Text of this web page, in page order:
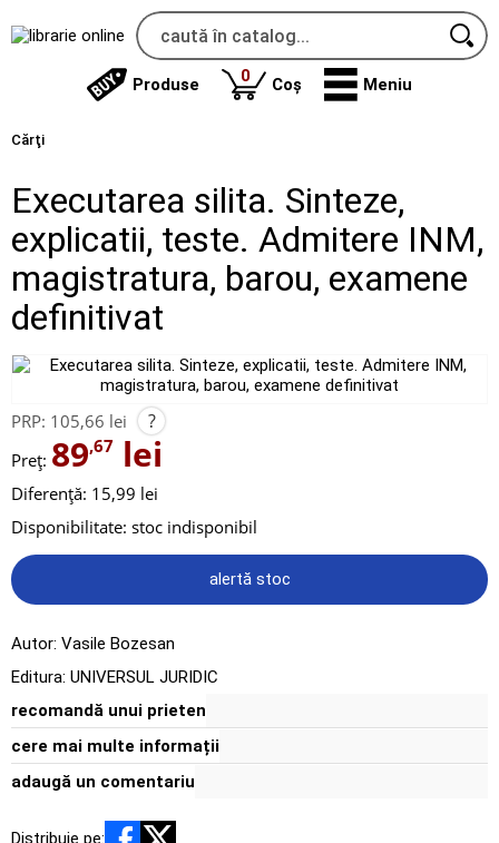
Produse 0produse
Coș Meniu
Cărţi
Executarea silita. Sinteze,
explicatii, teste. Admitere INM,
magistratura, barou, examene
definitivat
PRP: 105,66 lei ?
Preț: 89,67 lei
Diferență: 15,99 lei
Disponibilitate: stoc indisponibil
alertă stoc
Autor: Vasile Bozesan
Editura: UNIVERSUL JURIDIC
recomandă unui prieten
cere mai multe informații
adaugă un comentariu
Distribuie pe: